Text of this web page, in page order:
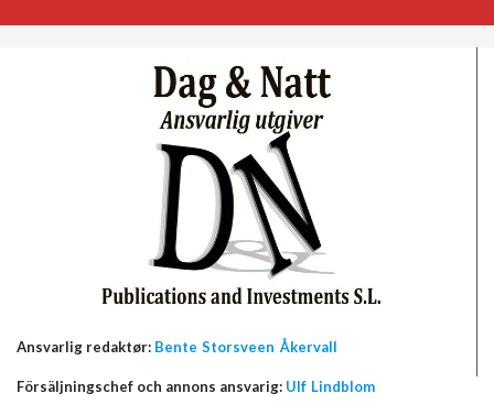
Ansvarlig redaktør: Bente Storsveen Åkervall
Försäljningschef och annons ansvarig: Ulf Lindblom